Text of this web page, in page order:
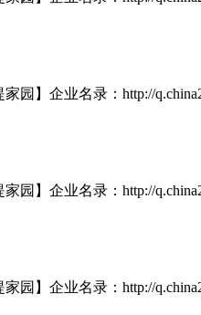
】企业名录：http://
】企业名录：http://
】企业名录：http://